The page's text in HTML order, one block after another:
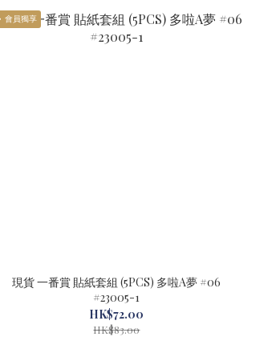
會員獨享
現貨 一番賞 貼紙套組 (5PCS) 多啦A夢 #06
#23005-1
HK$72.00
HK$83.00